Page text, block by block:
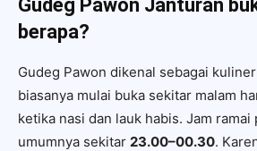
Gudeg Pawon Janturan
berapa?
Gudeg Pawon dikenal sebagai kuliner
biasanya mulai buka sekitar malam
ketika nasi dan lauk habis. Jam ramai
umumnya sekitar 23.00–00.30.